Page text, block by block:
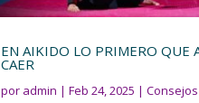
EN AIKIDO LO PRIMERO QUE
CAER
por admin |Feb 24, 2025 |Consejos